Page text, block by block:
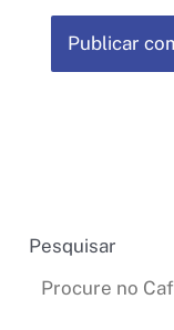
Pesquisar